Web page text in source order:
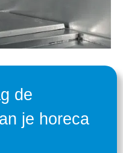
de
je horeca